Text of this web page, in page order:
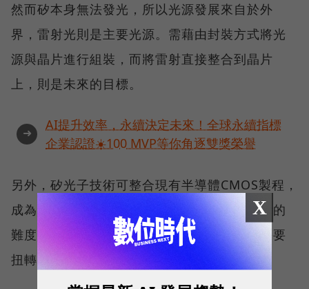
然而矽本身無法發光，所以光源發展來自於外
界，雷射光則是主要光源。需藉由封裝方式將光
源與晶片進行組裝，而將雷射直接整合到晶片
上，則是未來的目標。
➜
AI提升效率，永續決定未來！全球永續指標
企業認證☀️100 MVP等你角逐雙獎榮譽
另外，矽光子技術可整合現有半導體CMOS製程，
成為業界頗受矚目的研究方向，但矽光子技術的
難度在於，整合半導體技術和光學技術，仍需要
扭轉部分技術開發的思維與製程。
X